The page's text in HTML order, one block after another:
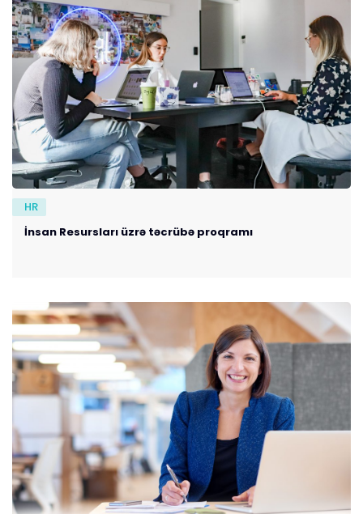
HR
İnsan Resursları üzrə təcrübə proqramı